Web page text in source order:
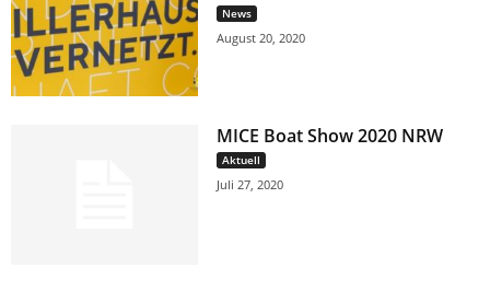
News
August 20, 2020
MICE Boat Show 2020 NRW
Aktuell
Juli 27, 2020